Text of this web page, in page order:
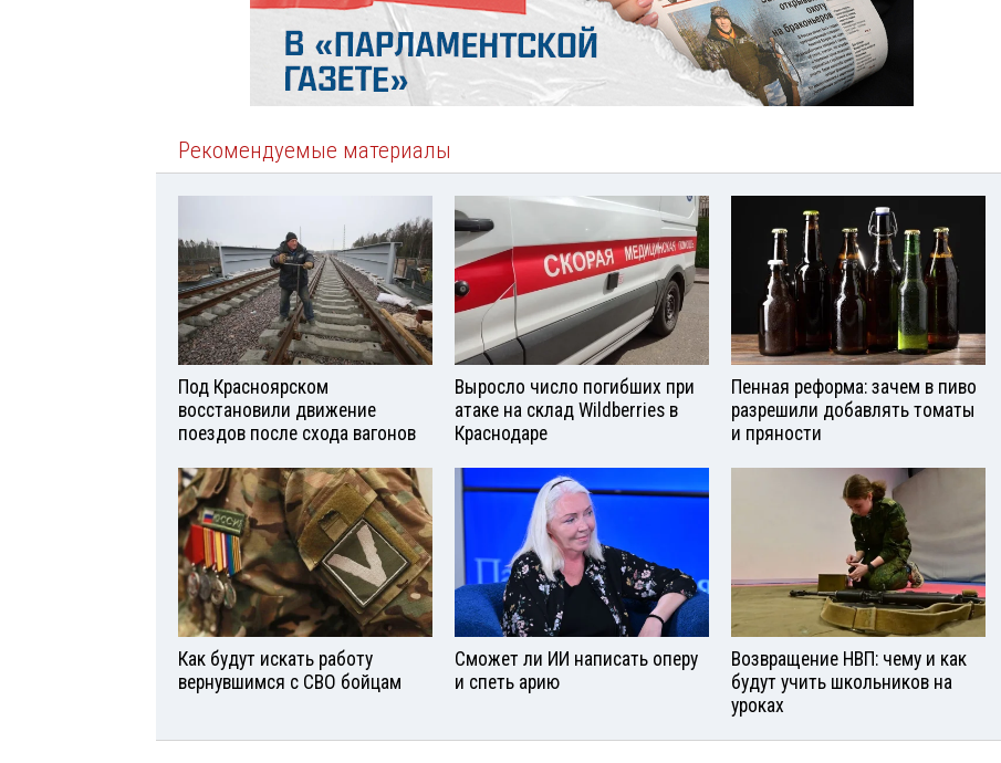
Рекомендуемые материалы
Под Красноярском
восстановили движение
поездов после схода вагонов
Выросло число погибших при
атаке на склад Wildberries в
Краснодаре
Пенная реформа: зачем в пиво
разрешили добавлять томаты
и пряности
Как будут искать работу
вернувшимся с СВО бойцам
Сможет ли ИИ написать оперу
и спеть арию
Возвращение НВП: чему и как
будут учить школьников на
уроках